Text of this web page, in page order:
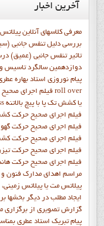
آخرین اخبار
معرفی کلاسهای آنلاین
بررسی دلیل تنفس جانبی
تاثیر تنفس جانبی (عمیق)
دوازدهمين سالگرد تاسيس
پيام نوروزي استاد بهاره
فيلم اجراي صحيح حرکت roll over
فيلم اجراي صحيح حركت crisscross يا كشش تك پا با پيچ بالاتنه
فيلم اجراي صحيح حرکت
فيلم اجراي صحيح حرکت
فيلم اجراي صحيح حرکت
فيلم اجراي صحيح حرکت
فيلم اجراي صحيح حرکت
مراسم اهدای مدارک فنون و
پیلاتس مت یا پیلاتس زمینی،
ايجاد مطلب در ديگر بخشها
گزارش تصويري از برگزاري
پيام تبريک استاد عطري